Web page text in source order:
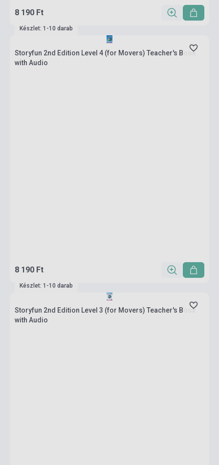
8 190 Ft
Készlet: 1-10 darab
Storyfun 2nd Edition Level 4 (for Movers) Teacher's Book
with Audio
8 190 Ft
Készlet: 1-10 darab
Storyfun 2nd Edition Level 3 (for Movers) Teacher's Book
with Audio